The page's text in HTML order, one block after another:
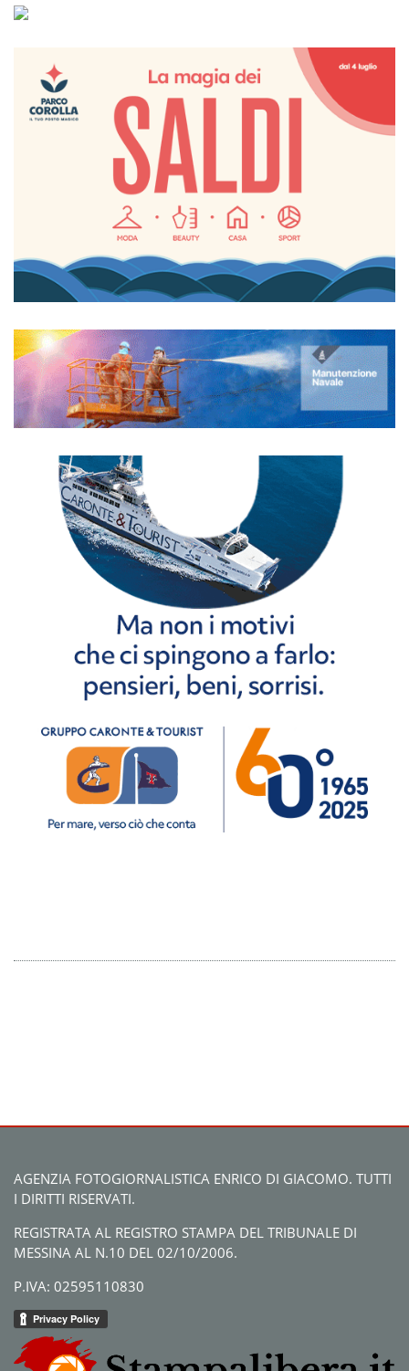
AGENZIA FOTOGIORNALISTICA ENRICO DI GIACOMO. TUTTI
I DIRITTI RISERVATI.
REGISTRATA AL REGISTRO STAMPA DEL TRIBUNALE DI
MESSINA AL N.10 DEL 02/10/2006.
P.IVA: 02595110830